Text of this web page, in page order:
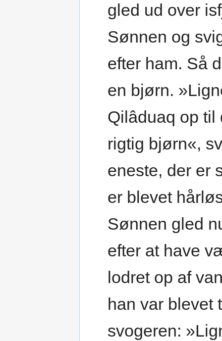
gled ud over
Sønnen og
efter ham. Så
en bjørn.
Qilâduaq op til
rigtig bjørn«,
eneste, der er
er blevet
Sønnen gled
efter at have
lodret op af
han var blevet
svogeren: